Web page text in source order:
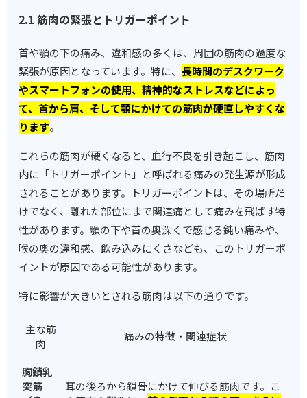
2.1 筋肉の緊張とトリガーポイント
首や顎の下の痛み、違和感の多くは、周囲の筋肉の過度な
緊張が原因となっています。特に、長時間のデスクワーク
やスマートフォンの使用、精神的なストレスなどによっ
て、首から肩、そして顎にかけての筋肉が硬直しやすくな
ります。
これらの筋肉が硬くなると、血行不良を引き起こし、筋肉
内に「トリガーポイント」と呼ばれる痛みの発生源が形成
されることがあります。トリガーポイントは、その場所だ
けでなく、離れた部位にまで関連痛として痛みを飛ばす特
性があります。顎の下や首の奥深くで感じる鈍い痛みや、
喉の奥の違和感、飲み込みにくさなども、このトリガーポ
イントが原因である可能性があります。
特に影響が大きいとされる筋肉は以下の通りです。
主な筋
肉
痛みの特徴・関連症状
胸鎖乳
突筋
耳の後ろから鎖骨にかけて伸びる筋肉です。こ